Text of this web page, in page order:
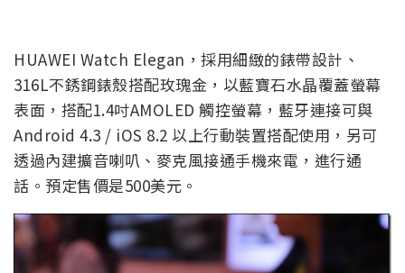
HUAWEI Watch Elegan，採用細緻的錶帶設計、
316L不銹鋼錶殼搭配玫瑰金，以藍寶石水晶覆蓋螢幕
表面，搭配1.4吋AMOLED 觸控螢幕，藍牙連接可與
Android 4.3 / iOS 8.2 以上行動裝置搭配使用，另可
透過內建擴音喇叭、麥克風接通手機來電，進行通
話。預定售價是500美元。